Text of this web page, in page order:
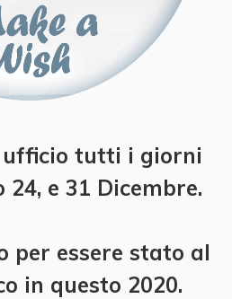
tutti i giorni
e 31 Dicembre.
per essere stato al
in questo 2020.